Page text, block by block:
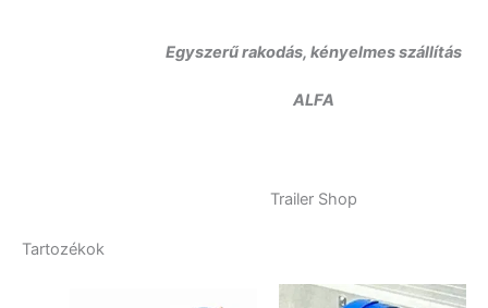
Egyszerű rakodás, kényelmes szállítás
ALFA
Trailer Shop
Tartozékok